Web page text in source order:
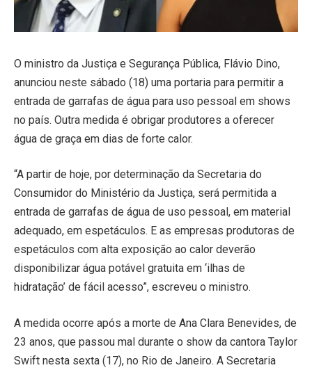
O ministro da Justiça e Segurança Pública, Flávio Dino,
anunciou neste sábado (18) uma portaria para permitir a
entrada de garrafas de água para uso pessoal em shows
no país. Outra medida é obrigar produtores a oferecer
água de graça em dias de forte calor.
“A partir de hoje, por determinação da Secretaria do
Consumidor do Ministério da Justiça, será permitida a
entrada de garrafas de água de uso pessoal, em material
adequado, em espetáculos. E as empresas produtoras de
espetáculos com alta exposição ao calor deverão
disponibilizar água potável gratuita em ‘ilhas de
hidratação’ de fácil acesso”, escreveu o ministro.
A medida ocorre após a morte de Ana Clara Benevides, de
23 anos, que passou mal durante o show da cantora Taylor
Swift nesta sexta (17), no Rio de Janeiro. A Secretaria